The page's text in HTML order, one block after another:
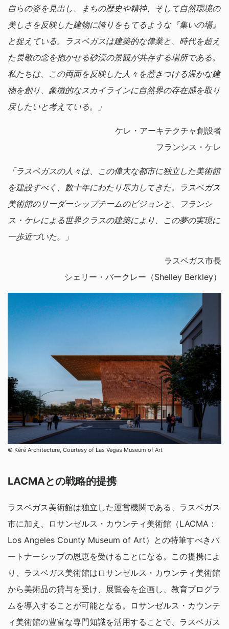
自らの姿を見出し、まちの歴史や精神、そして自然環境の
美しさを反映した建物に誇りをもてるような『集いの場』
と捉えている。ラスベガスは建築的な偉業と、時代を超え
た畏敬の念を抱かせる砂漠の景観が共存する場所である。
私たちは、この両面を反映した人々を惹きつける温かな建
物を創り、象徴的なスカイラインに自然界の存在感を取り
戻したいと考えている。」
ケレ・アーキテクチャ創設者
フランシス・ケレ
「ラスベガスの人々は、この偉大な都市に独立した美術館
を建設すべく、数十年にわたり尽力してきた。ラスベガス
美術館のリーダーシップチームのビジョンと、フランシ
ス・ケレによる世界クラスの建築により、この夢の実現に
一歩近づいた。」
ラスベガス市長
シェリー・バークレー（Shelley Berkley）
© Kéré Architecture, Courtesy of Las Vegas Museum of Art
LACMAとの戦略的提携
ラスベガス美術館は独立した運営機関である、ラスベガス
市に加え、ロサンゼルス・カウンティ美術館（LACMA：
Los Angeles County Museum of Art）との特筆すべきパ
ートナーシップの恩恵を受けることになる。この提携によ
り、ラスベガス美術館はロサンゼルス・カウンティ美術館
から美術品の貸与を受け、展覧会を企画し、教育プログラ
ムを導入することが可能となる。ロサンゼルス・カウンテ
ィ美術館の豊富な専門知識を活用することで、ラスベガス